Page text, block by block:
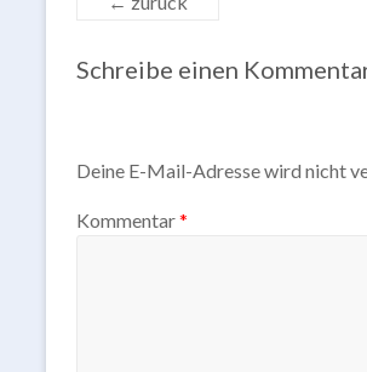
Schreibe einen
Deine E-Mail-Adresse wird nicht
Kommentar*